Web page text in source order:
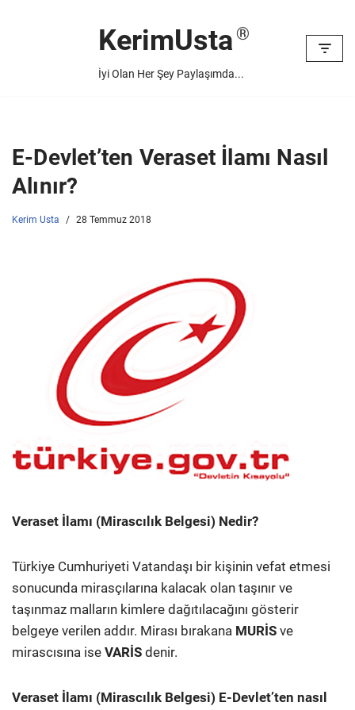
KerimUsta
İyi Olan Her Şey Paylaşımda...
E-Devlet’ten Veraset İlamı Nasıl
Alınır?
Kerim Usta 28 Temmuz 2018
Veraset İlamı (Mirascılık Belgesi) Nedir?
Türkiye Cumhuriyeti Vatandaşı bir kişinin vefat etmesi
sonucunda mirasçılarına kalacak olan taşınır ve
taşınmaz malların kimlere dağıtılacağını gösterir
belgeye verilen addır. Mirası bırakana MURİS ve
mirascısına ise VARİS denir.
Veraset İlamı (Mirascılık Belgesi) E-Devlet’ten nasıl